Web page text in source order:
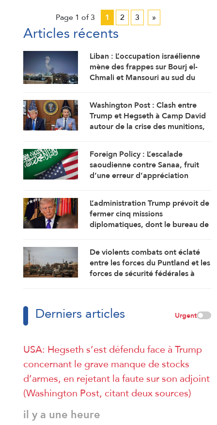
Page 1 of 3 1 2 3 »
Articles récents
Liban : L’occupation israélienne
mène des frappes sur Bourj el-
Chmali et Mansouri au sud du
Washington Post : Clash entre
Trump et Hegseth à Camp David
autour de la crise des munitions,
Foreign Policy : L’escalade
saoudienne contre Sanaa, fruit
d’une erreur d’appréciation
L’administration Trump prévoit de
fermer cinq missions
diplomatiques, dont le bureau de
américaine au Cameroun
De violents combats ont éclaté
entre les forces du Puntland et les
forces de sécurité fédérales à
Derniers articles Urgent
USA: Hegseth s’est défendu face à Trump
concernant le grave manque de stocks
d’armes, en rejetant la faute sur son adjoint
(Washington Post, citant deux sources)
il y a une heure